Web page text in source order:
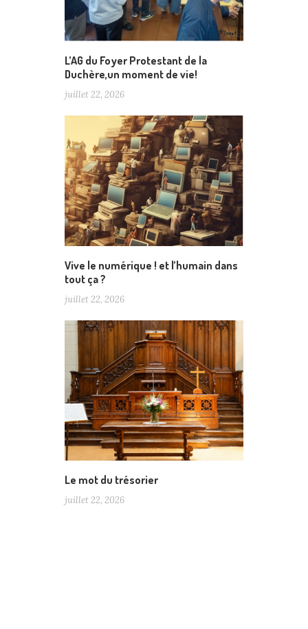
L’AG du Foyer Protestant de la
Duchère,un moment de vie!
juillet 22, 2026
Vive le numérique ! et l’humain dans
tout ça ?
juillet 22, 2026
Le mot du trésorier
juillet 22, 2026